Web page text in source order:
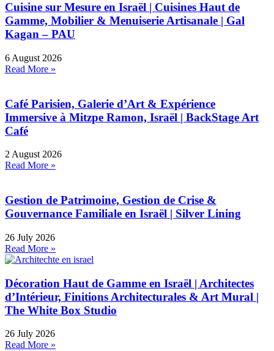
Cuisine sur Mesure en Israël | Cuisines Haut de
Gamme, Mobilier & Menuiserie Artisanale | Gal
Kagan – PAU
6 August 2026
Read More »
Café Parisien, Galerie d’Art & Expérience
Immersive à Mitzpe Ramon, Israël | BackStage Art
Café
2 August 2026
Read More »
Gestion de Patrimoine, Gestion de Crise &
Gouvernance Familiale en Israël | Silver Lining
26 July 2026
Read More »
Décoration Haut de Gamme en Israël | Architectes
d’Intérieur, Finitions Architecturales & Art Mural |
The White Box Studio
26 July 2026
Read More »